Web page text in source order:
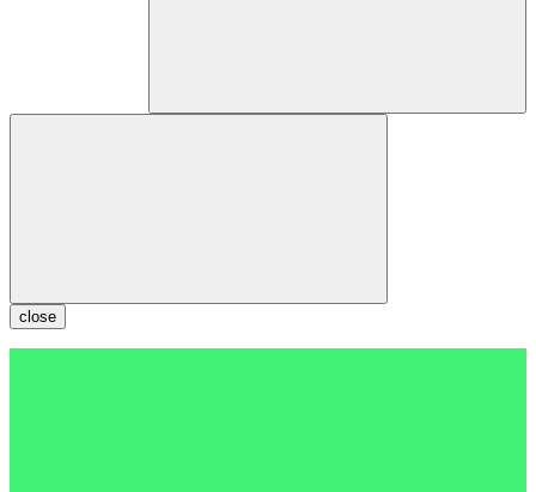
close